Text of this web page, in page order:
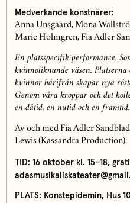
Medverkande konstnärer:
Anna Unsgaard, Mona
Marie Holmgren, Fia Adler
En platsspecifik performance.
kvinnoliknande väsen.
kvinnor härifrån skapar nya
Genom våra kroppar och det
en dåtid, en nutid och en
Av och med Fia Adler
Lewis (Kassandra Production).
TID: 16 oktober kl. 15–18,
PLATS: Konstepidemin, Hus